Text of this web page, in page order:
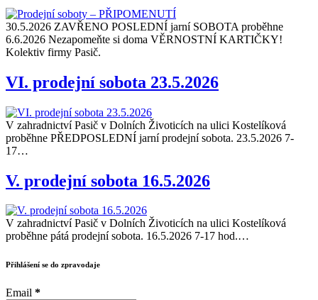
30.5.2026 ZAVŘENO POSLEDNÍ jarní SOBOTA proběhne
6.6.2026 Nezapomeňte si doma VĚRNOSTNÍ KARTIČKY!
Kolektiv firmy Pasič.
VI. prodejní sobota 23.5.2026
V zahradnictví Pasič v Dolních Životicích na ulici Kostelíková
proběhne PŘEDPOSLEDNÍ jarní prodejní sobota. 23.5.2026 7-
17…
V. prodejní sobota 16.5.2026
V zahradnictví Pasič v Dolních Životicích na ulici Kostelíková
proběhne pátá prodejní sobota. 16.5.2026 7-17 hod.…
Přihlášení se do zpravodaje
Email *